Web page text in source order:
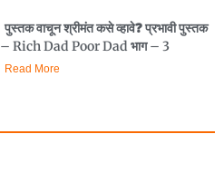
पुस्तक वाचून श्रीमंत कसे व्हावे❓️ प्रभावी पुस्तक
– Rich Dad Poor Dad भाग – 3
Read More